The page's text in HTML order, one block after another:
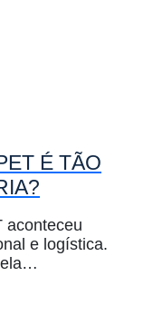
É TÃO
aconteceu
e logística.
ela…